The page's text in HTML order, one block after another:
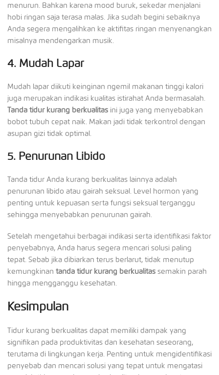
menurun. Bahkan karena mood buruk, sekedar menjalani
hobi ringan saja terasa malas. Jika sudah begini sebaiknya
Anda segera mengalihkan ke aktifitas ringan menyenangkan
misalnya mendengarkan musik.
4. Mudah Lapar
Mudah lapar diikuti keinginan ngemil makanan tinggi kalori
juga merupakan indikasi kualitas istirahat Anda bermasalah.
Tanda tidur kurang berkualitas ini juga yang menyebabkan
bobot tubuh cepat naik. Makan jadi tidak terkontrol dengan
asupan gizi tidak optimal.
5. Penurunan Libido
Tanda tidur Anda kurang berkualitas lainnya adalah
penurunan libido atau gairah seksual. Level hormon yang
penting untuk kepuasan serta fungsi seksual terganggu
sehingga menyebabkan penurunan gairah.
Setelah mengetahui berbagai indikasi serta identifikasi faktor
penyebabnya, Anda harus segera mencari solusi paling
tepat. Sebab jika dibiarkan terus berlarut, tidak menutup
kemungkinan tanda tidur kurang berkualitas semakin parah
hingga mengganggu kesehatan.
Kesimpulan
Tidur kurang berkualitas dapat memiliki dampak yang
signifikan pada produktivitas dan kesehatan seseorang,
terutama di lingkungan kerja. Penting untuk mengidentifikasi
penyebab dan mencari solusi yang tepat untuk mengatasi